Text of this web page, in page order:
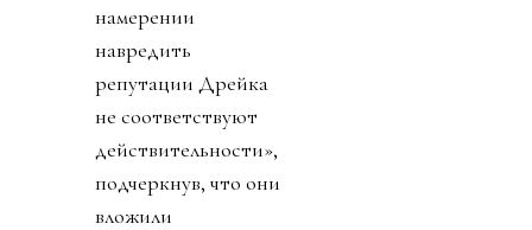
намерении
навредить
репутации Дрейка
не соответствуют
действительности»,
подчеркнув, что они
вложили